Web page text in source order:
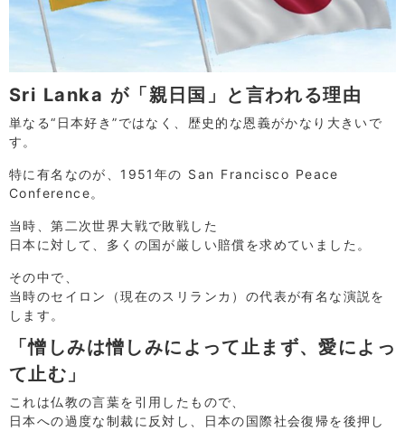
Sri Lanka が「親日国」と言われる理由
単なる“日本好き”ではなく、歴史的な恩義がかなり大きいで
す。
特に有名なのが、1951年の San Francisco Peace
Conference。
当時、第二次世界大戦で敗戦した
日本に対して、多くの国が厳しい賠償を求めていました。
その中で、
当時のセイロン（現在のスリランカ）の代表が有名な演説を
します。
「憎しみは憎しみによって止まず、愛によっ
て止む」
これは仏教の言葉を引用したもので、
日本への過度な制裁に反対し、日本の国際社会復帰を後押し